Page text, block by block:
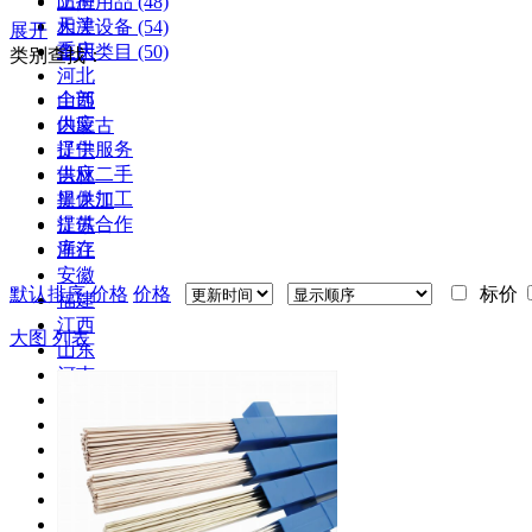
相关设备 (54)
备用类目 (50)
天津
重庆
河北
山西
内蒙古
辽宁
吉林
黑龙江
江苏
浙江
安徽
福建
江西
山东
河南
湖南
广东
广西
海南
展开
类别查找：
全部
供应
提供服务
供应二手
提供加工
提供合作
库存
默认排序 价格 价格 标价
大图 列表